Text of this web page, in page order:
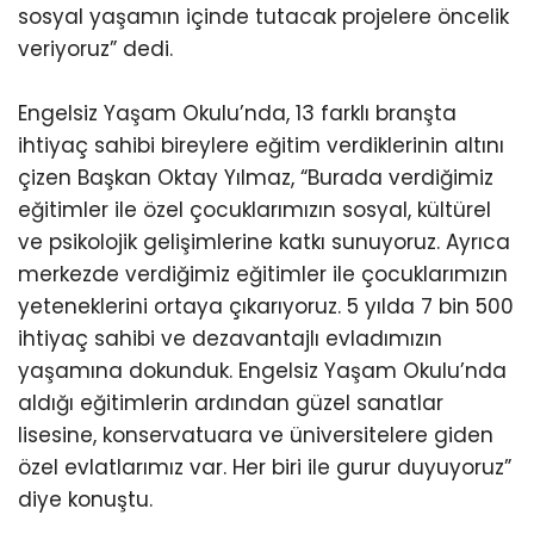
sosyal yaşamın içinde tutacak projelere öncelik
veriyoruz” dedi.
Engelsiz Yaşam Okulu’nda, 13 farklı branşta
ihtiyaç sahibi bireylere eğitim verdiklerinin altını
çizen Başkan Oktay Yılmaz, “Burada verdiğimiz
eğitimler ile özel çocuklarımızın sosyal, kültürel
ve psikolojik gelişimlerine katkı sunuyoruz. Ayrıca
merkezde verdiğimiz eğitimler ile çocuklarımızın
yeteneklerini ortaya çıkarıyoruz. 5 yılda 7 bin 500
ihtiyaç sahibi ve dezavantajlı evladımızın
yaşamına dokunduk. Engelsiz Yaşam Okulu’nda
aldığı eğitimlerin ardından güzel sanatlar
lisesine, konservatuara ve üniversitelere giden
özel evlatlarımız var. Her biri ile gurur duyuyoruz”
diye konuştu.